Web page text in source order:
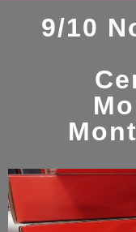
9/10